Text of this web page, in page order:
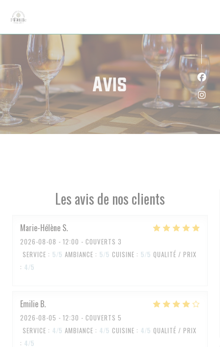
Avis
Les avis de nos clients
Marie-Hélène S
2026-08-08 - 12:00 - COUVERTS 3
SERVICE : 5/5 AMBIANCE : 5/5 CUISINE : 5/5 QUALITÉ / PRIX
: 4/5
Emilie B
2026-08-05 - 12:30 - COUVERTS 5
SERVICE : 4/5 AMBIANCE : 4/5 CUISINE : 4/5 QUALITÉ / PRIX
: 4/5